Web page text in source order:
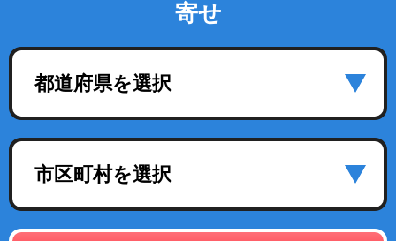
寄せ
都道府県を選択
市区町村を選択